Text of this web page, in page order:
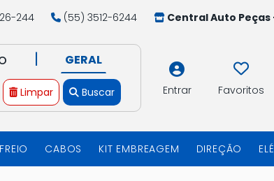
244 (55) 3512-6244
Central Auto Peças
| GERAL
Limpar Buscar Entrar Favoritos
FREIO CABOS KIT EMBREAGEM DIREÇÃO